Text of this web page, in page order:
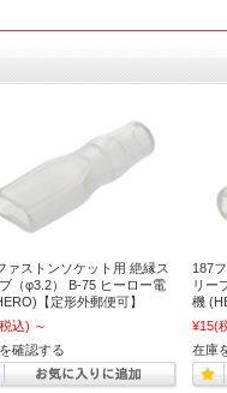
ァストンソケット用 絶縁ス
（φ3.2） B-75 ヒーロー電
【定形外郵便可】
込) ～
確認する
187
リー
機
¥15(
在庫